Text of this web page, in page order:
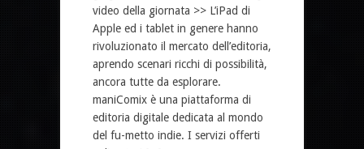
video della giornata >> L’iPad di
Apple ed i tablet in genere hanno
rivoluzionato il mercato dell’editoria,
aprendo scenari ricchi di possibilità,
ancora tutte da esplorare.
maniComix è una piattaforma di
editoria digitale dedicata al mondo
del fu-metto indie. I servizi offerti